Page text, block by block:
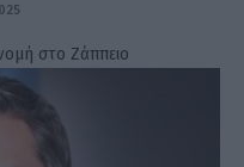
στο Ζάππειο